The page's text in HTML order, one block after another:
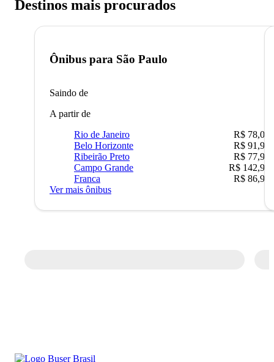
Destinos mais procurados
Ônibus para São Paulo
Saindo de
A partir de
Rio de Janeiro
R$ 78,02
Belo Horizonte
R$ 91,90
Ribeirão Preto
R$ 77,90
Campo Grande
R$ 142,90
Franca
R$ 86,90
Ver mais ônibus